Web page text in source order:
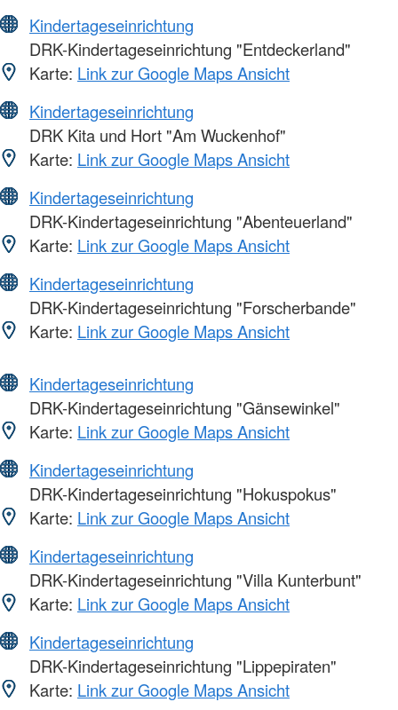
Kindertageseinrichtung
DRK-Kindertageseinrichtung "Entdeckerland"
Karte: Link zur Google Maps Ansicht
Kindertageseinrichtung
DRK Kita und Hort "Am Wuckenhof"
Karte: Link zur Google Maps Ansicht
Kindertageseinrichtung
DRK-Kindertageseinrichtung "Abenteuerland"
Karte: Link zur Google Maps Ansicht
Kindertageseinrichtung
DRK-Kindertageseinrichtung "Forscherbande"
Karte: Link zur Google Maps Ansicht
Kindertageseinrichtung
DRK-Kindertageseinrichtung "Gänsewinkel"
Karte: Link zur Google Maps Ansicht
Kindertageseinrichtung
DRK-Kindertageseinrichtung "Hokuspokus"
Karte: Link zur Google Maps Ansicht
Kindertageseinrichtung
DRK-Kindertageseinrichtung "Villa Kunterbunt"
Karte: Link zur Google Maps Ansicht
Kindertageseinrichtung
DRK-Kindertageseinrichtung "Lippepiraten"
Karte: Link zur Google Maps Ansicht